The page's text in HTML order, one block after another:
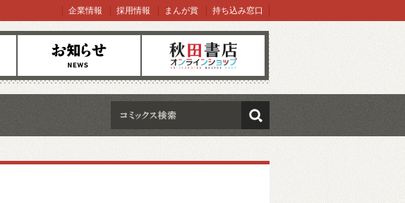
お知らせ オンラインショップ
企業情報 採用情報 まんが賞 持ち込み窓口
検索